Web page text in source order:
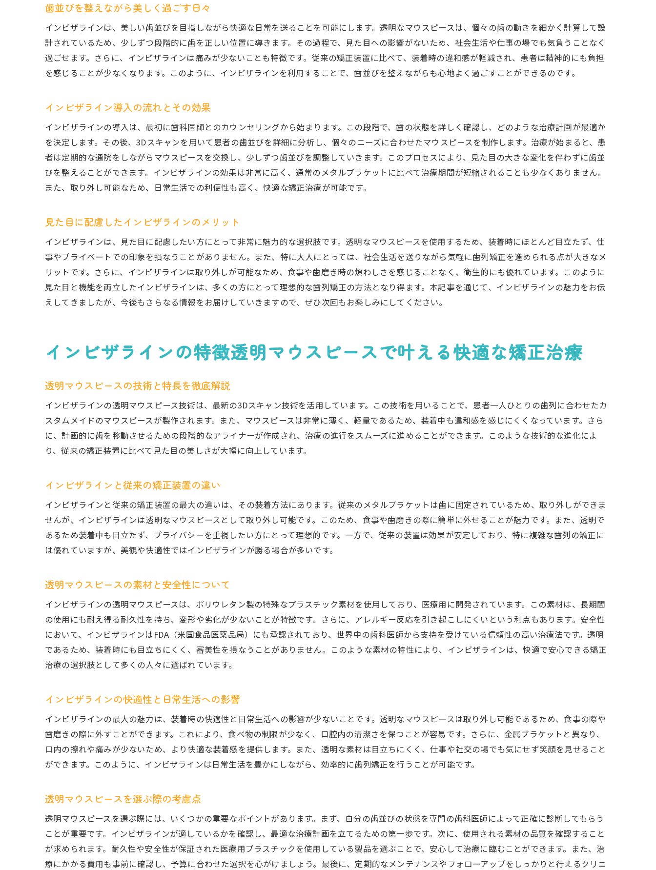
インビザラインの進化短期間で痛みの少ない歯列矯正の実現
インビザラインが可能にした短期間治療の理由
痛みを軽減するインビザラインの技術
インビザラインの治療期間を短縮する方法
痛みの少ない矯正治療を目指すインビザライン
インビザラインを効果的に使うためのポイントと注意点
インビザラインを成功に導く使用方法
効果的なインビザラインの装着時間とは
インビザラインの使用中に気を付けるべきこと
インビザラインで叶える理想の歯並び歯科医との信頼関係が鍵
歯科医とのコミュニケーションが成功の鍵
理想の歯並びを実現するためのインビザライン
歯科医との連携でインビザラインを活用
インビザラインを通じて得られる快適な矯正体験の全貌
快適な矯正体験を実現するインビザライン
インビザラインで生活の質が向上する理由
患者の声から見るインビザラインの効果
インビザラインによる矯正成功例と体験談
歯並びを整えながら美しく過ごす日々
インビザラインは、美しい歯並びを目指しながら快適な日常を送ることを可能にします。透明なマウスピースは、個々の歯の動きを細かく計算して設
計されているため、少しずつ段階的に歯を正しい位置に導きます。その過程で、見た目への影響がないため、社会生活や仕事の場でも気負うことなく
過ごせます。さらに、インビザラインは痛みが少ないことも特徴です。従来の矯正装置に比べて、装着時の違和感が軽減され、患者は精神的にも負担
を感じることが少なくなります。このように、インビザラインを利用することで、歯並びを整えながらも心地よく過ごすことができるのです。
インビザライン導入の流れとその効果
インビザラインの導入は、最初に歯科医師とのカウンセリングから始まります。この段階で、歯の状態を詳しく確認し、どのような治療計画が最適か
を決定します。その後、3Dスキャンを用いて患者の歯並びを詳細に分析し、個々のニーズに合わせたマウスピースを制作します。治療が始まると、患
者は定期的な通院をしながらマウスピースを交換し、少しずつ歯並びを調整していきます。このプロセスにより、見た目の大きな変化を伴わずに歯並
びを整えることができます。インビザラインの効果は非常に高く、通常のメタルブラケットに比べて治療期間が短縮されることも少なくありません。
また、取り外し可能なため、日常生活での利便性も高く、快適な矯正治療が可能です。
見た目に配慮したインビザラインのメリット
インビザラインは、見た目に配慮したい方にとって非常に魅力的な選択肢です。透明なマウスピースを使用するため、装着時にほとんど目立たず、仕
事やプライベートでの印象を損なうことがありません。また、特に大人にとっては、社会生活を送りながら気軽に歯列矯正を進められる点が大きなメ
リットです。さらに、インビザラインは取り外しが可能なため、食事や歯磨き時の煩わしさを感じることなく、衛生的にも優れています。このように
見た目と機能を両立したインビザラインは、多くの方にとって理想的な歯列矯正の方法となり得ます。本記事を通じて、インビザラインの魅力をお伝
えしてきましたが、今後もさらなる情報をお届けしていきますので、ぜひ次回もお楽しみにしてください。
インビザラインの特徴透明マウスピースで叶える快適な矯正治療
透明マウスピースの技術と特長を徹底解説
インビザラインの透明マウスピース技術は、最新の3Dスキャン技術を活用しています。この技術を用いることで、患者一人ひとりの歯列に合わせたカ
スタムメイドのマウスピースが製作されます。また、マウスピースは非常に薄く、軽量であるため、装着中も違和感を感じにくくなっています。さら
に、計画的に歯を移動させるための段階的なアライナーが作成され、治療の進行をスムーズに進めることができます。このような技術的な進化によ
り、従来の矯正装置に比べて見た目の美しさが大幅に向上しています。
インビザラインと従来の矯正装置の違い
インビザラインと従来の矯正装置の最大の違いは、その装着方法にあります。従来のメタルブラケットは歯に固定されているため、取り外しができま
せんが、インビザラインは透明なマウスピースとして取り外し可能です。このため、食事や歯磨きの際に簡単に外せることが魅力です。また、透明で
あるため装着中も目立たず、プライバシーを重視したい方にとって理想的です。一方で、従来の装置は効果が安定しており、特に複雑な歯列の矯正に
は優れていますが、美観や快適性ではインビザラインが勝る場合が多いです。
透明マウスピースの素材と安全性について
インビザラインの透明マウスピースは、ポリウレタン製の特殊なプラスチック素材を使用しており、医療用に開発されています。この素材は、長期間
の使用にも耐え得る耐久性を持ち、変形や劣化が少ないことが特徴です。さらに、アレルギー反応を引き起こしにくいという利点もあります。安全性
において、インビザラインはFDA（米国食品医薬品局）にも承認されており、世界中の歯科医師から支持を受けている信頼性の高い治療法です。透明
であるため、装着時にも目立ちにくく、審美性を損なうことがありません。このような素材の特性により、インビザラインは、快適で安心できる矯正
治療の選択肢として多くの人々に選ばれています。
インビザラインの快適性と日常生活への影響
インビザラインの最大の魅力は、装着時の快適性と日常生活への影響が少ないことです。透明なマウスピースは取り外し可能であるため、食事の際や
歯磨きの際に外すことができます。これにより、食べ物の制限が少なく、口腔内の清潔さを保つことが容易です。さらに、金属ブラケットと異なり、
口内の擦れや痛みが少ないため、より快適な装着感を提供します。また、透明な素材は目立ちにくく、仕事や社交の場でも気にせず笑顔を見せること
ができます。このように、インビザラインは日常生活を豊かにしながら、効率的に歯列矯正を行うことが可能です。
透明マウスピースを選ぶ際の考慮点
透明マウスピースを選ぶ際には、いくつかの重要なポイントがあります。まず、自分の歯並びの状態を専門の歯科医師によって正確に診断してもらう
ことが重要です。インビザラインが適しているかを確認し、最適な治療計画を立てるための第一歩です。次に、使用される素材の品質を確認すること
が求められます。耐久性や安全性が保証された医療用プラスチックを使用している製品を選ぶことで、安心して治療に臨むことができます。また、治
療にかかる費用も事前に確認し、予算に合わせた選択を心がけましょう。最後に、定期的なメンテナンスやフォローアップをしっかりと行えるクリニ